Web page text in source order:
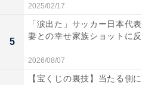
2025/02/17
5
「涙出た」サッカー日本代
妻との幸せ家族ショットに
2026/08/07
【宝くじの裏技】当たる側